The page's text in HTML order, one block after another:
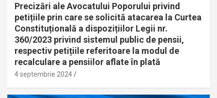
Precizări ale Avocatului Poporului privind
petițiile prin care se solicită atacarea la Curtea
Constituțională a dispozițiilor Legii nr.
360/2023 privind sistemul public de pensii,
respectiv petițiile referitoare la modul de
recalculare a pensiilor aflate în plată
4 septembrie 2024